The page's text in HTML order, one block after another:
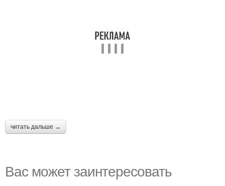
читать дальше →
Вас может заинтересовать